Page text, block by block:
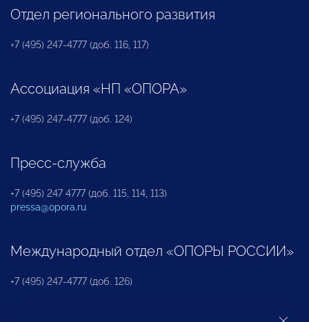
Отдел регионального развития
+7 (495) 247-4777 (доб. 116, 117)
Ассоциация «НП «ОПОРА»
+7 (495) 247-4777 (доб. 124)
Пресс-служба
+7 (495) 247 4777 (доб. 115, 114, 113)
pressa@opora.ru
Международный отдел «ОПОРЫ РОССИИ»
+7 (495) 247-4777 (доб. 126)